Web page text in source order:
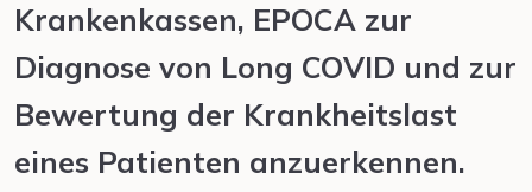
Krankenkassen, EPOCA zur
Diagnose von Long COVID und zur
Bewertung der Krankheitslast
eines Patienten anzuerkennen.